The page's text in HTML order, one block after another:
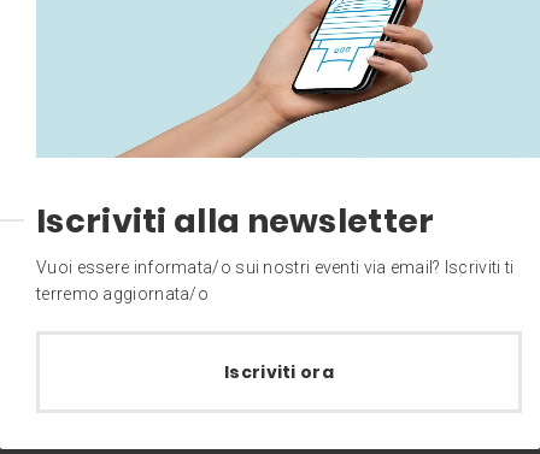
Iscriviti alla newsletter
Vuoi essere informata/o sui nostri eventi via email? Iscriviti ti
terremo aggiornata/o
Iscriviti ora